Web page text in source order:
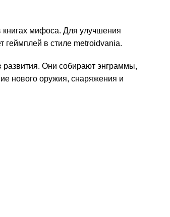
книгах мифоса. Для улучшения
геймплей в стиле metroidvania.
развития. Они собирают энграммы,
нового оружия, снаряжения и